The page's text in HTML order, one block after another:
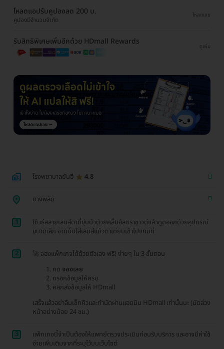
โหลดแอปรับคูปองลด 200 บ.
คูปองมีจำนวนจำกัด
โหลดเลย
รับสิทธิพิเศษเพิ่มอีกด้วย HDmall Rewards
ดูเพิ่ม
โรงพยาบาลยันฮี 4.8
บางพลัด
1
ใช้วิธีสลายเลนส์ตาที่ขุ่นมัวด้วยคลื่นอัลตราซาวด์แล้วดูดออกด้วยอุปกรณ์
ขนาดเล็ก จากนั้นใส่เลนส์แก้วตาเทียมเข้าไปแทนที่
2
🚀 จองแพ็กเกจได้ด้วยตัวเอง ฟรี! ง่ายๆ ใน 3 ขั้นตอน
กด จองเลย
กรอกข้อมูลให้ครบ
คลิกส่งข้อมูลให้ HDmall
เสร็จแล้วอย่าลืมเช็กคิวและทำนัดผ่านแอดมิน HDmall เท่านั้นนะ (นัดล่วง
หน้าอย่างน้อย 24 ชม.)
3
แพ็กเกจนี้จำเป็นต้องให้แพทย์ตรวจประเมินก่อนรับบริการ และอาจมีค่าใช้
จ่ายเพิ่มเติมจากที่ระบุไว้บนเว็บไซต์